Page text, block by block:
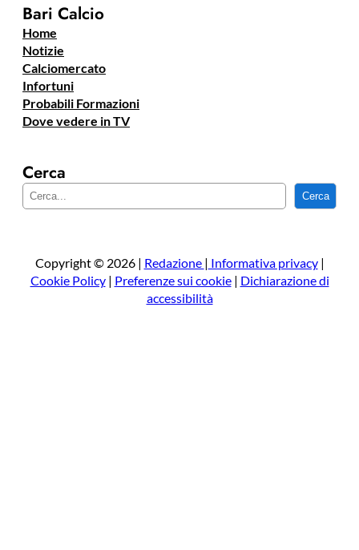
Bari Calcio
Home
Notizie
Calciomercato
Infortuni
Probabili Formazioni
Dove vedere in TV
Cerca
e
a
Cerca
Copyright © 2026 | Redazione | Informativa privacy|
Cookie Policy| Preferenze sui cookie| Dichiarazione di
accessibilità